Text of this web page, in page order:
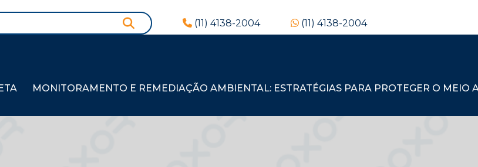
(11) 4138-2004 (11) 4138-2004
MONITORAMENTO E REMEDIAÇÃO AMBIENTAL: ESTRATÉGIAS PARA PROTEGER O MEIO